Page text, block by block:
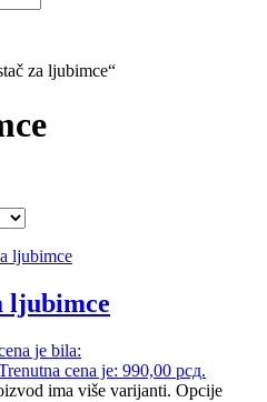
za ljubimce“
ljubimce
je bila:
cena je: 990,00 рсд.
ima više varijanti. Opcije